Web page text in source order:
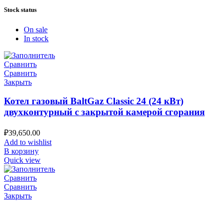
Stock status
On sale
In stock
Сравнить
Сравнить
Закрыть
Котел газовый BaltGaz Classic 24 (24 кВт)
двухконтурный с закрытой камерой сгорания
₽39,650.00
Add to wishlist
В корзину
Quick view
Сравнить
Сравнить
Закрыть